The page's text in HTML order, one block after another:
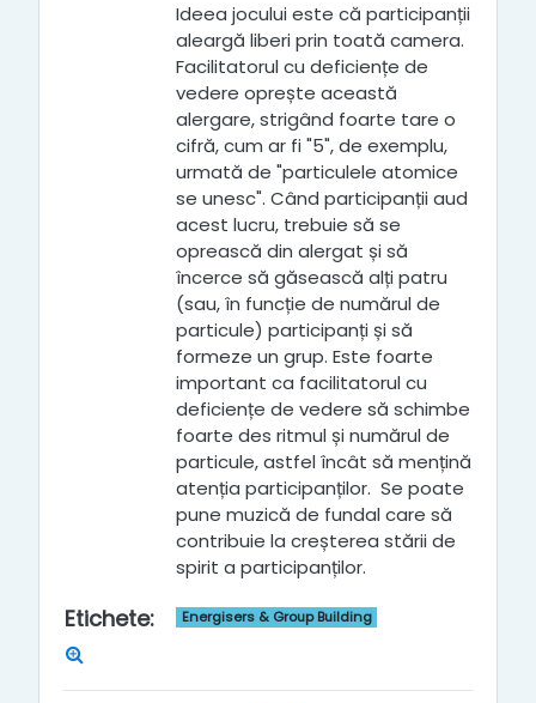
Ideea jocului este că participanții
aleargă liberi prin toată camera.
Facilitatorul cu deficiențe de
vedere oprește această
alergare, strigând foarte tare o
cifră, cum ar fi "5", de exemplu,
urmată de "particulele atomice
se unesc". Când participanții aud
acest lucru, trebuie să se
oprească din alergat și să
încerce să găsească alți patru
(sau, în funcție de numărul de
particule) participanți și să
formeze un grup. Este foarte
important ca facilitatorul cu
deficiențe de vedere să schimbe
foarte des ritmul și numărul de
particule, astfel încât să mențină
atenția participanților. Se poate
pune muzică de fundal care să
contribuie la creșterea stării de
spirit a participanților.
Etichete: Energisers & Group Building